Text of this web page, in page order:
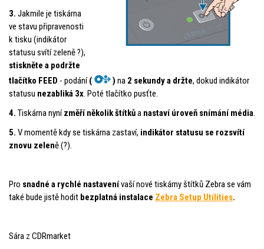
3. Jakmile je tiskárna
ve stavu připravenosti
k tisku (indikátor
statusu svítí zeleně ?),
stiskněte a podržte
tlačítko FEED - podání( ) na 2 sekundy a držte, dokud indikátor
statusu nezabliká 3x. Poté tlačítko pusťte.
4. Tiskárna nynízměří několik štítkůa nastaví úroveň snímání média.
5. V momentě kdy se tiskárna zastaví, indikátor statusu se rozsvítí
znovu zeleně (?).
Pro snadné a rychlé nastavenívaší nové tiskárny štítků Zebra se vám
také bude jistě hodit bezplatná instalace Zebra Setup Utilities.
Sára z CDRmarket